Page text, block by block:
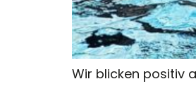
Wir blicken positiv